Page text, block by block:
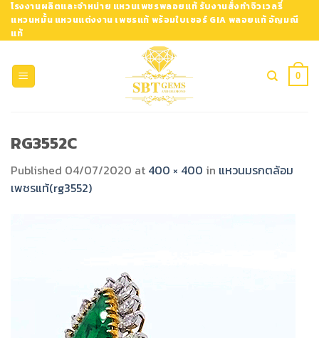
Skip
content
โรงงานผลิตและจำหน่าย แหวนเพชรพลอยแท้ รับงานสั่งทำจิวเวลรี่
แหวนหมั้น แหวนแต่งงาน เพชรแท้ พร้อมใบเซอร์ GIA พลอยแท้ อัญมณี
แท้
0
RG3552C
Published 04/07/2020 at 400 × 400 in แหวนมรกตล้อม
เพชรแท้(rg3552)